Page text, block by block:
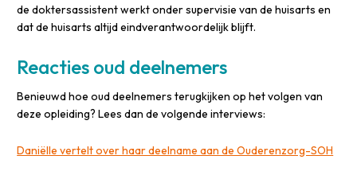
de doktersassistent werkt onder supervisie van de huisarts en
dat de huisarts altijd eindverantwoordelijk blijft.
Reacties oud deelnemers
Benieuwd hoe oud deelnemers terugkijken op het volgen van
deze opleiding? Lees dan de volgende interviews:
Daniëlle vertelt over haar deelname aan de Ouderenzorg-SOH